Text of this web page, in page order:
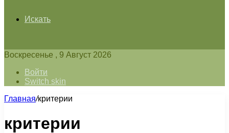
Искать
Воскресенье , 9 Август 2026
Войти
Switch skin
Главная/критерии
критерии